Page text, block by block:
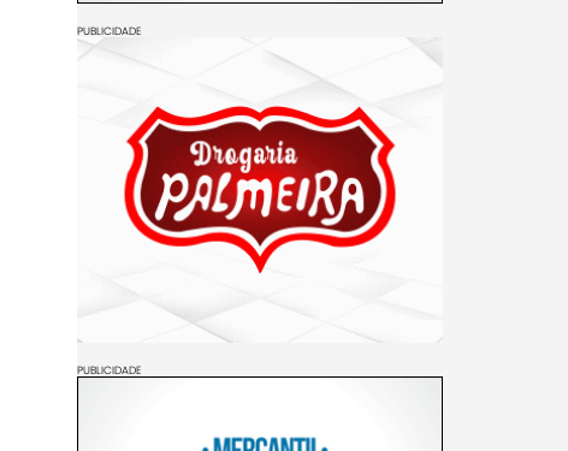
PUBLICIDADE
PUBLICIDADE